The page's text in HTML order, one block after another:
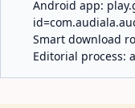
Android app:
Smart download
Editorial process: